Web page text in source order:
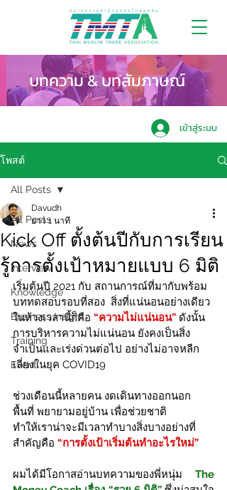
บทความ & บทสัมภาษณ์
เข้าสู่ระบบ
โพสต์
All Posts
News
Interview
Knowledge
Business Insight
Training
Event
All Posts
Kick Off ตั้งต้นปีกับการเรียน
รู้การตั้งเป้าหมายแบบ 6 มิติ
Davudh
ยาว 1 นาที
เริ่มต้นปี 2021 กับ สถานการณ์ที่มากับพร้อม
บททดสอบรอบที่สอง  สิ่งที่แน่นอนอย่างเดียว
ในห้วงเวลานี้ก็คือ “ความไม่แน่นอน” ดังนั้น
การบริหารความไม่แน่นอน ยังคงเป็นสิ่ง
จำเป็นและเร่งด่วนต่อไป อย่างไม่อาจหลีก
เลี่ยงในยุค COVID19
ช่วงเดือนนี้หลายคน งดเดินทางออกนอก
พื้นที่ พยายามอยู่บ้าน เพื่อช่วยชาติ
ทำให้เราน่าจะมีเวลาทำบางสิ่งบางอย่างที่
สำคัญคือ “การตั้งเป้าเริ่มต้นทำอะไรใหม่”
ผมได้มีโอกาสอ่านบทความของพี่หนุ่ม The